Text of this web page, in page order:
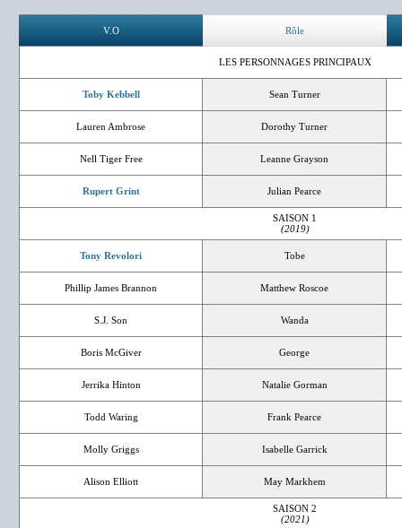
V.O Rôle
LES PERSONNAGES PRINCIPAUX
Toby Kebbell Sean Turner
Lauren Ambrose Dorothy Turner
Nell Tiger Free Leanne Grayson
Rupert Grint Julian Pearce
SAISON 1
(2019)
Tony Revolori Tobe
Phillip James Brannon Matthew Roscoe
S.J. Son Wanda
Boris McGiver George
Jerrika Hinton Natalie Gorman
Todd Waring Frank Pearce
Molly Griggs Isabelle Garrick
Alison Elliott May Markhem
SAISON 2
(2021)